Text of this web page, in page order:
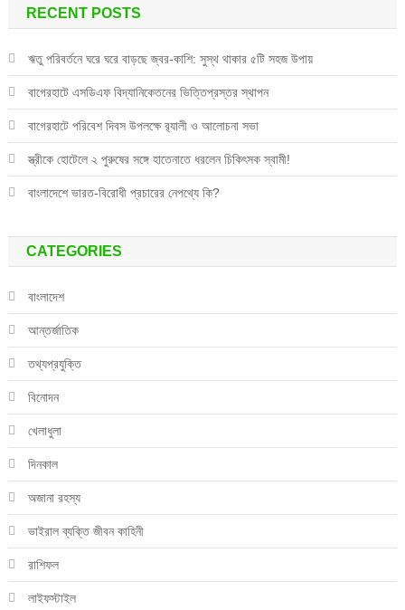
RECENT POSTS
ঋতু পরিবর্তনে ঘরে ঘরে বাড়ছে জ্বর-কাশি: সুস্থ থাকার ৫টি সহজ উপায়
বাগেরহাটে এসডিএফ বিদ্যানিকেতনের ভিত্তিপ্রস্তর স্থাপন
বাগেরহাটে পরিবেশ দিবস উপলক্ষে র‌্যালী ও আলোচনা সভা
স্ত্রীকে হোটেলে ২ পুরুষের সঙ্গে হাতেনাতে ধরলেন চিকিৎসক স্বামী!
বাংলাদেশে ভারত-বিরোধী প্রচারের নেপথ্যে কি?
CATEGORIES
বাংলাদেশ
আন্তর্জাতিক
তথ্যপ্রযুক্তি
বিনোদন
খেলাধুলা
দিনকাল
অজানা রহস্য
ভাইরাল ব্যক্তি জীবন কাহিনী
রাশিফল
লাইফস্টাইল